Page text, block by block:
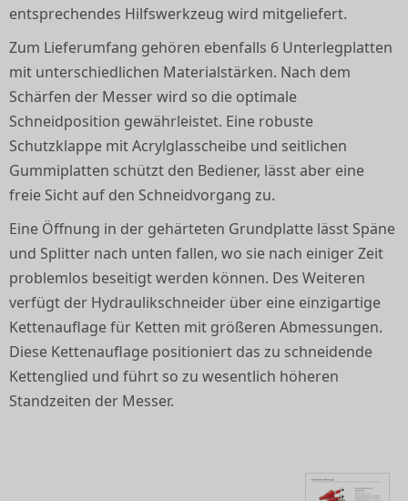
entsprechendes Hilfswerkzeug wird mitgeliefert.
Zum Lieferumfang gehören ebenfalls 6 Unterlegplatten
mit unterschiedlichen Materialstärken. Nach dem
Schärfen der Messer wird so die optimale
Schneidposition gewährleistet. Eine robuste
Schutzklappe mit Acrylglasscheibe und seitlichen
Gummiplatten schützt den Bediener, lässt aber eine
freie Sicht auf den Schneidvorgang zu.
Eine Öffnung in der gehärteten Grundplatte lässt Späne
und Splitter nach unten fallen, wo sie nach einiger Zeit
problemlos beseitigt werden können. Des Weiteren
verfügt der Hydraulikschneider über eine einzigartige
Kettenauflage für Ketten mit größeren Abmessungen.
Diese Kettenauflage positioniert das zu schneidende
Kettenglied und führt so zu wesentlich höheren
Standzeiten der Messer.